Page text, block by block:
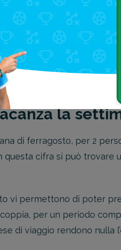
meta ben precisa, che
infatti di trovare
anche al viaggio.
il last minute è un
di qualità, vi conviene
la
di ferragosto, per 2
cifra si può trovare
vi permettono di poter
per un periodo
di viaggio rendono nulla